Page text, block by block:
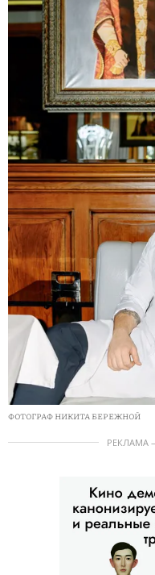
ФОТОГРАФ НИКИТА БЕРЕЖНОЙ
РЕКЛАМА